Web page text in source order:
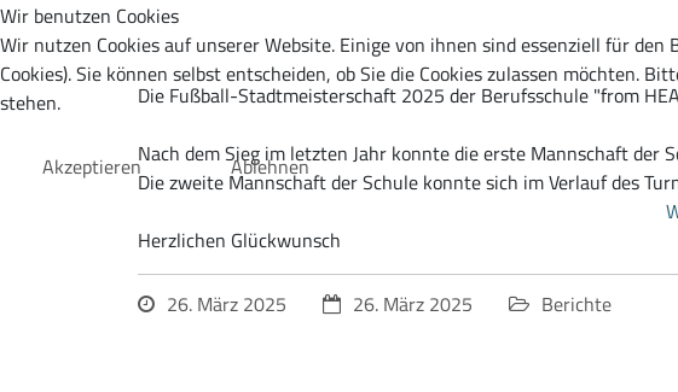
Die Fußball-Stadtmeisterschaft 2025 der Berufsschule "from
Nach dem Sieg im letzten Jahr konnte die erste Mannschaft der
Die zweite Mannschaft der Schule konnte sich im Verlauf des
Herzlichen Glückwunsch
26. März 2025 26. März 2025 Berichte
Wir benutzen Cookies
Wir nutzen Cookies auf unserer Website. Einige von ihnen sind essenziell für
Cookies). Sie können selbst entscheiden, ob Sie die Cookies zulassen möchten.
stehen.
Akzeptieren
Ablehnen